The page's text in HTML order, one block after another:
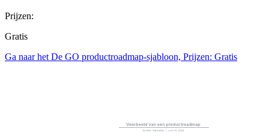
Prijzen:
Gratis
Ga naar het De GO productroadmap-sjabloon, Prijzen: Gratis